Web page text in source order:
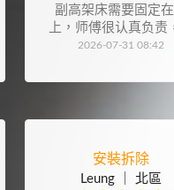
副高架床需要固定
上，师傅很认真负责
业态度也很严谨。另
用心
2026-07-31 08:42
安裝拆除
Leung ｜ 北區